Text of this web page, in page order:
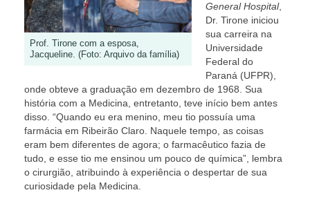
Prof. Tirone com a esposa,
Jacqueline. (Foto: Arquivo da família)
General Hospital,
Dr. Tirone iniciou
sua carreira na
Universidade
Federal do
Paraná (UFPR),
onde obteve a graduação em dezembro de 1968. Sua
história com a Medicina, entretanto, teve início bem antes
disso. “Quando eu era menino, meu tio possuía uma
farmácia em Ribeirão Claro. Naquele tempo, as coisas
eram bem diferentes de agora; o farmacêutico fazia de
tudo, e esse tio me ensinou um pouco de química”, lembra
o cirurgião, atribuindo à experiência o despertar de sua
curiosidade pela Medicina.